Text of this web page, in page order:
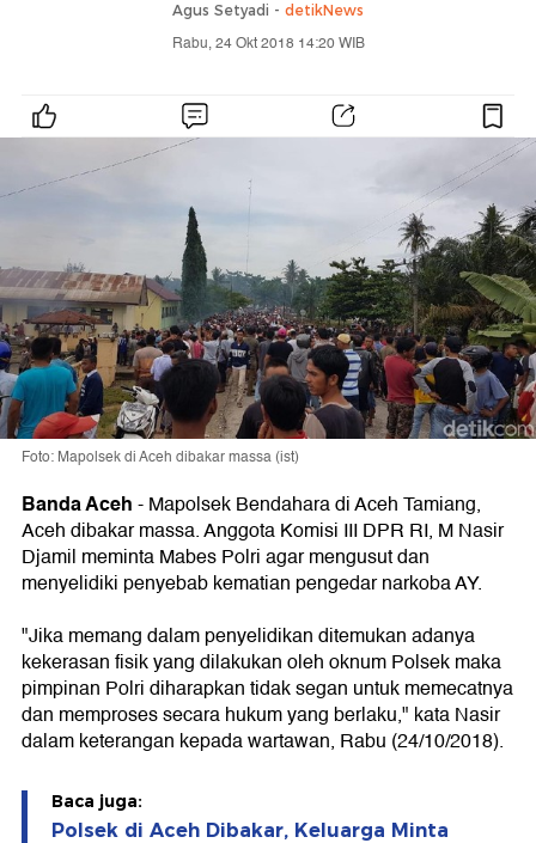
Agus Setyadi - detikNews
Rabu, 24 Okt 2018 14:20 WIB
Foto: Mapolsek di Aceh dibakar massa (ist)
Banda Aceh-Mapolsek Bendahara di Aceh Tamiang,
Aceh dibakar massa. Anggota Komisi III DPR RI, M Nasir
Djamil meminta Mabes Polri agar mengusut dan
menyelidiki penyebab kematian pengedar narkoba AY.
"Jika memang dalam penyelidikan ditemukan adanya
kekerasan fisik yang dilakukan oleh oknum Polsek maka
pimpinan Polri diharapkan tidak segan untuk memecatnya
dan memproses secara hukum yang berlaku," kata Nasir
dalam keterangan kepada wartawan, Rabu (24/10/2018).
Baca juga:
Polsek di Aceh Dibakar, Keluarga Minta